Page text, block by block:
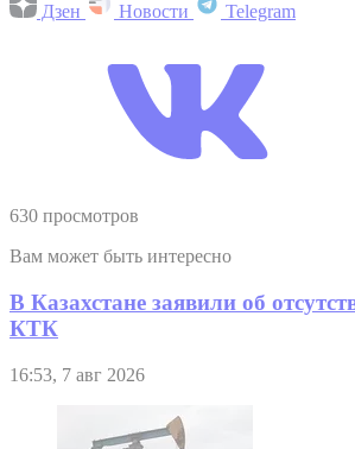
Дзен Новости Telegram
630 просмотров
Вам может быть интересно
В Казахстане заявили об
КТК
16:53, 7 авг 2026